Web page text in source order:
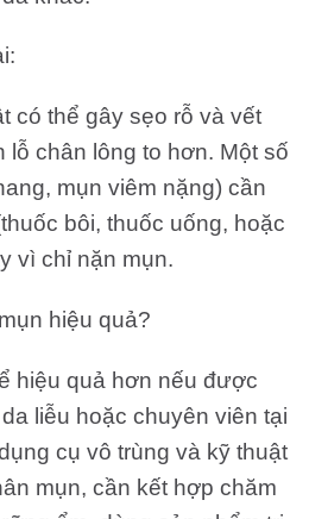
có thể gây sẹo rỗ và vết
lỗ chân lông to hơn. Một số
mụn viêm nặng) cần
bôi, thuốc uống, hoặc
vì chỉ nặn mụn.
hiệu quả?
hiệu quả hơn nếu được
liễu hoặc chuyên viên tại
cụ vô trùng và kỹ thuật
mụn, cần kết hợp chăm